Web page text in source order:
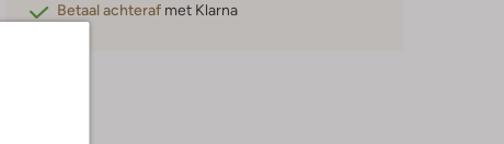
Betaal achteraf met Klarna